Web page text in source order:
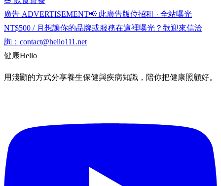
廣告 ADVERTISEMENT📢 此廣告版位招租 · 全站曝光
NT$500 / 月 想讓你的品牌或服務在這裡曝光？歡迎來信洽
詢： contact@hello111.net
健康Hello
用淺顯的方式分享養生保健與疾病知識，陪你把健康照顧好。